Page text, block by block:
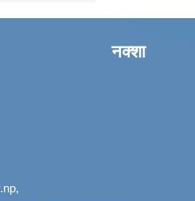
,
नक्शा